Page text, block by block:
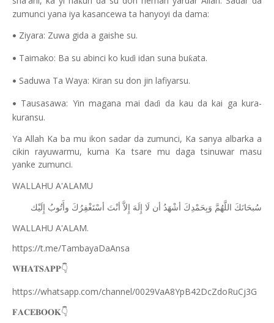
zumunci yana iya kasancewa ta hanyoyi da dama:
• Ziyara: Zuwa gida a gaishe su.
• Taimako: Ba su abinci ko kuɗi idan suna buƙata.
• Saduwa Ta Waya: Kiran su don jin lafiyarsu.
• Tausasawa: Yin magana mai daɗi da kau da kai ga kura-
kuransu.
Ya Allah Ka ba mu ikon sadar da zumunci, Ka sanya albarka a
cikin rayuwarmu, kuma Ka tsare mu daga tsinuwar masu
yanke zumunci.
WALLAHU A'ALAMU
ﺳُﺒﺤَﺎﻧَﻚَ ﺍﻟﻠَّﻬُﻢَّ ﻭَﺑِﺤَﻤْﺪِﻙَ ﺃﺷْﻬَﺪُ ﺃﻥ ﻟَﺎ ﺇِﻟَﻪَ ﺇِﻻَّ ﺃﻧْﺖَ ﺃﺳْﺘَﻐْﻔِﺮُﻙَ ﻭﺃَﺗُﻮﺏُ ﺇِﻟَﻴْﻚ
WALLAHU A'ALAM.
https://t.me/TambayaDaAnsa
𝐖𝐇𝐀𝐓𝐒𝐀𝐏𝐏👇
https://whatsapp.com/channel/0029VaA8YpB42DcZdoRuCj3G
𝐅𝐀𝐂𝐄𝐁𝐎𝐎𝐊👇